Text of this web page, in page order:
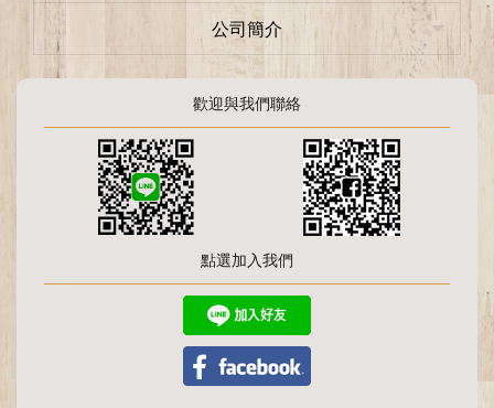
公司簡介
歡迎與我們聯絡
點選加入我們